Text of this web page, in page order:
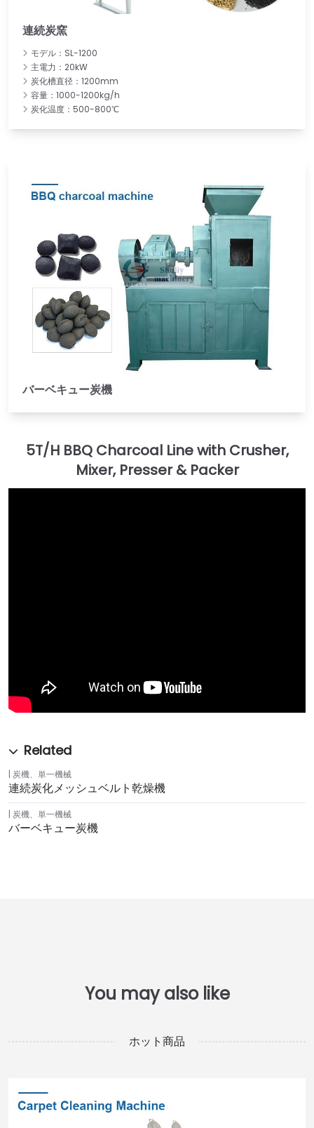
連続炭窯
モデル：SL-1200
主電力：20kW
炭化槽直径：1200mm
容量：1000-1200kg/h
炭化温度：500-800℃
バーベキュー炭機
炭機、 単一機械
連続炭化メッシュベルト乾燥機
炭機、 単一機械
バーベキュー炭機
ホット商品